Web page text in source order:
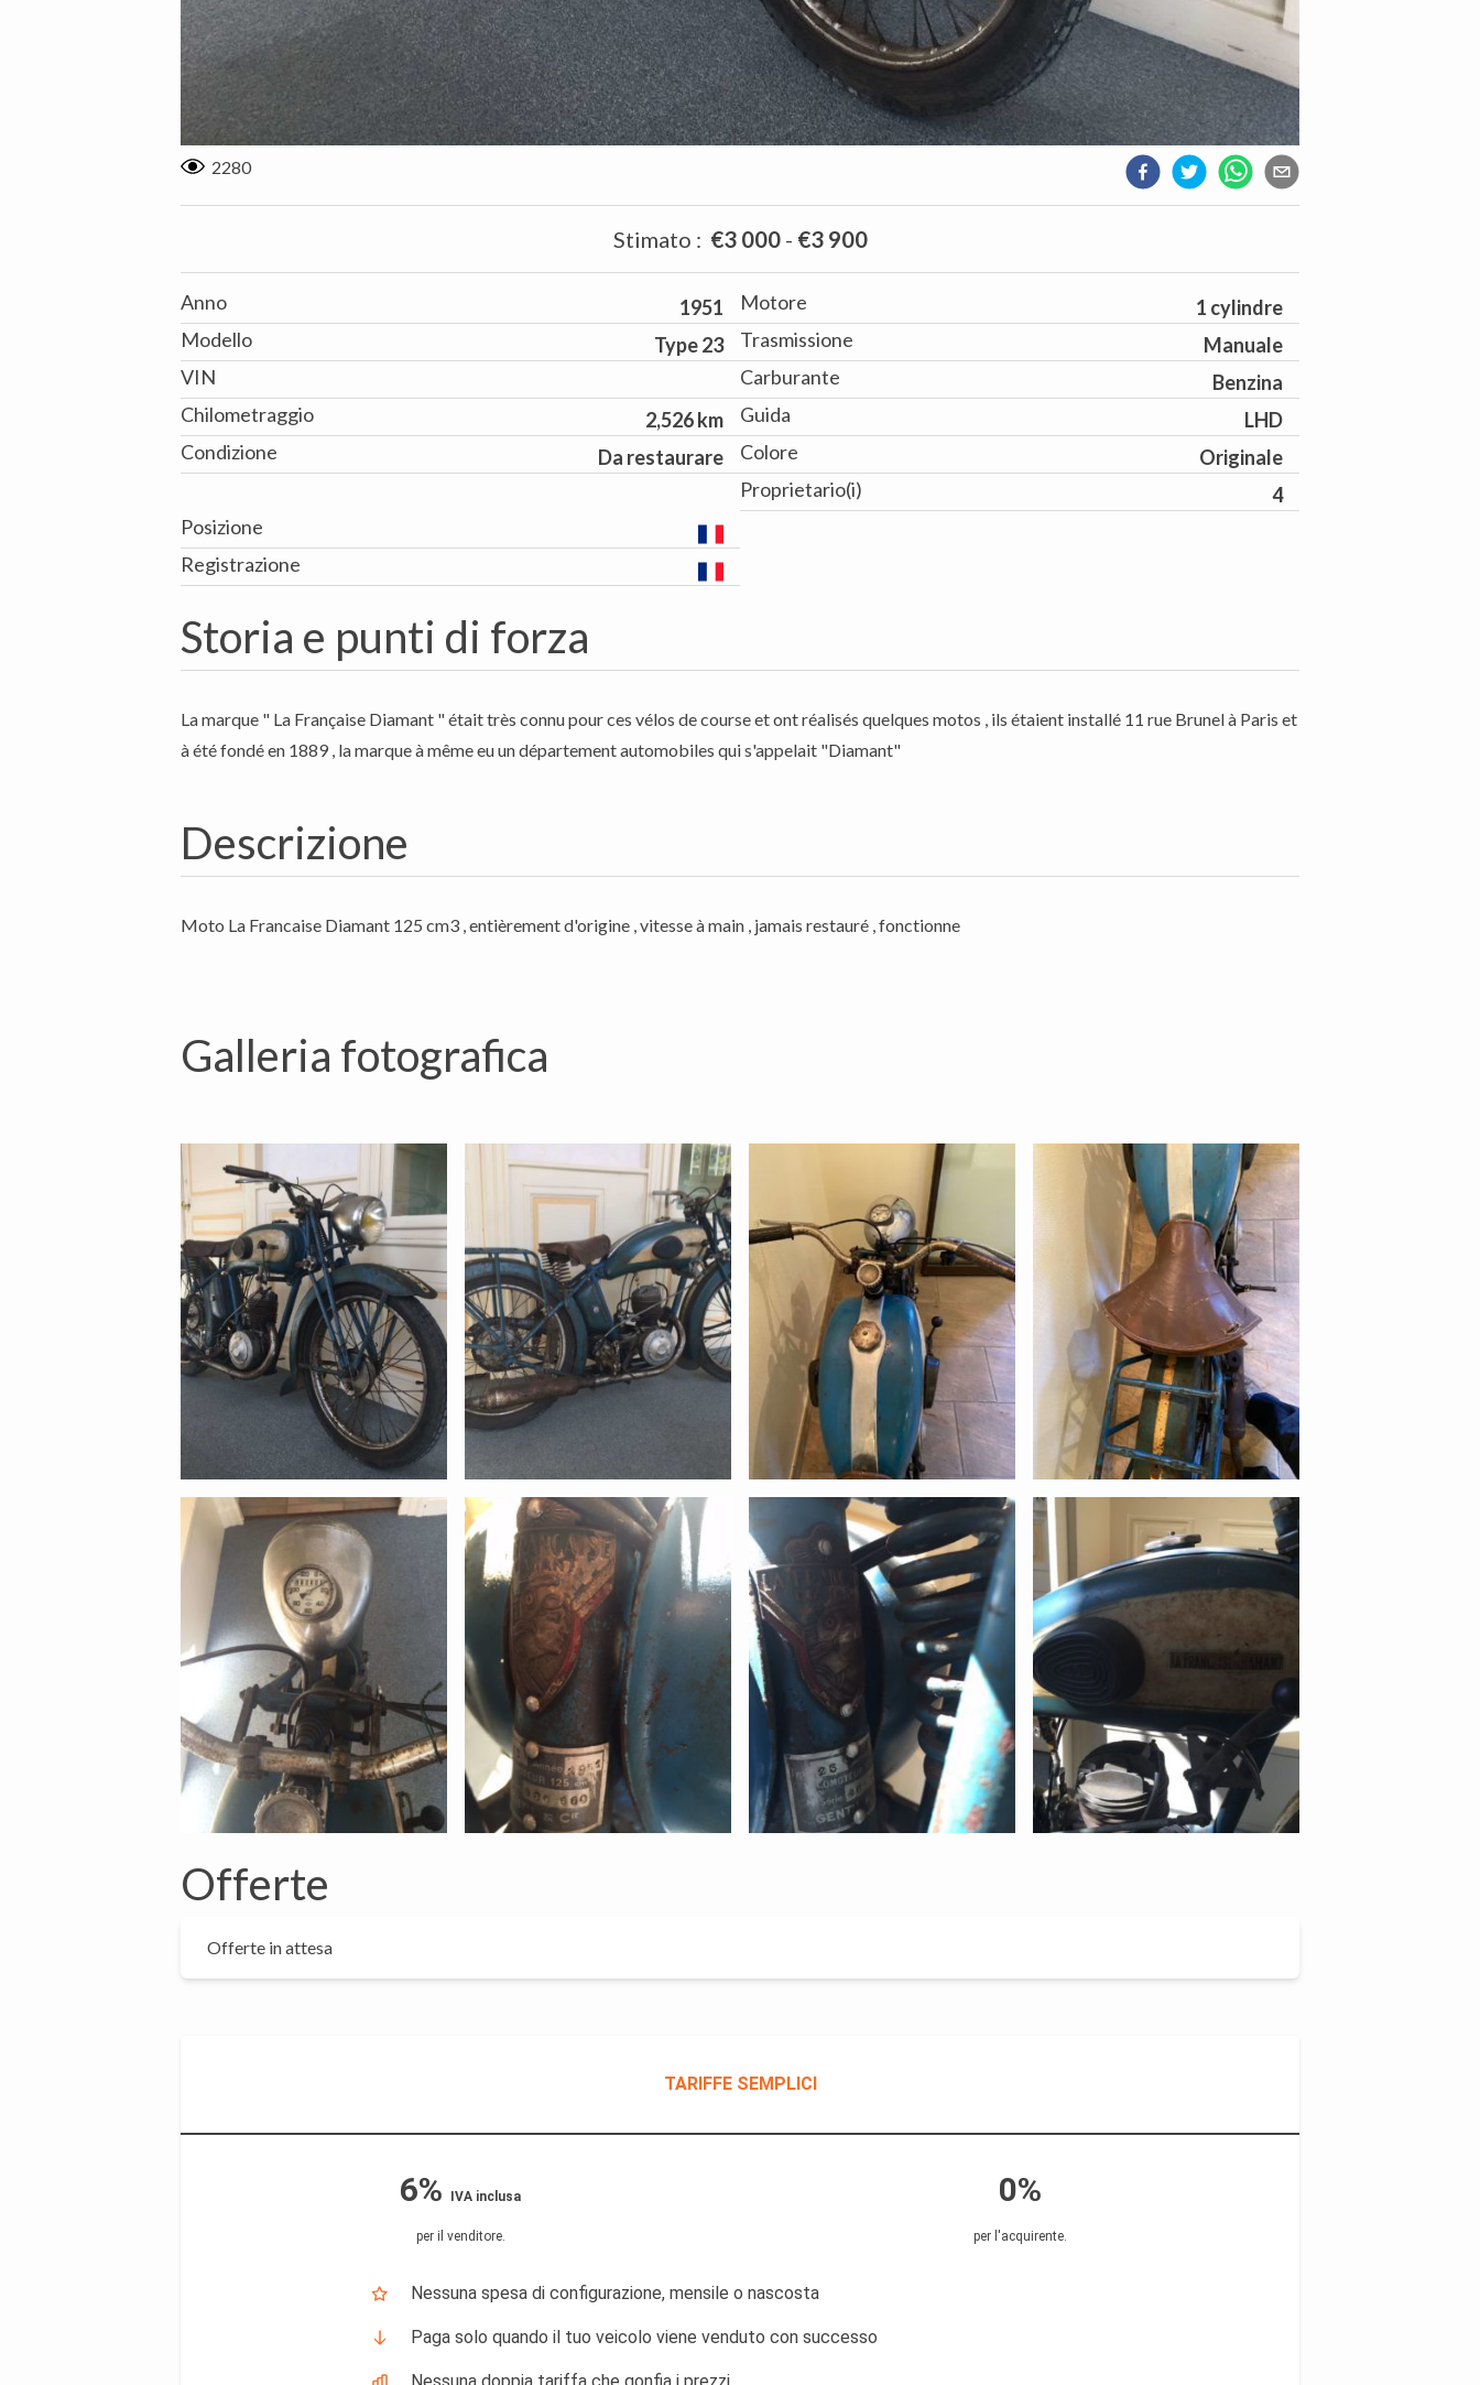
2280
Stimato : €3 000- €3 900
Anno
1951
Modello
Type 23
VIN
Chilometraggio
2,526 km
Condizione
Da restaurare
Posizione
Registrazione
Motore
1 cylindre
Trasmissione
Manuale
Carburante
Benzina
Guida
LHD
Colore
Originale
Proprietario(i)
4
Storia e punti di forza
La marque " La Française Diamant " était très connu pour ces vélos de course et ont réalisés quelques motos , ils étaient installé 11 rue Brunel à Paris et
à été fondé en 1889 , la marque à même eu un département automobiles qui s'appelait "Diamant"
Descrizione
Moto La Francaise Diamant 125 cm3 , entièrement d'origine , vitesse à main , jamais restauré , fonctionne
Galleria fotografica
Offerte
Offerte in attesa
TARIFFE SEMPLICI
6% IVA inclusa 0%
per il venditore. per l'acquirente.
Nessuna spesa di configurazione, mensile o nascosta
Paga solo quando il tuo veicolo viene venduto con successo